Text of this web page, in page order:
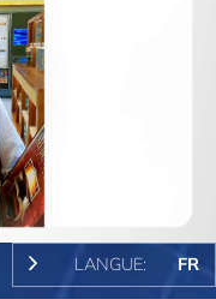
LANGUE: FR